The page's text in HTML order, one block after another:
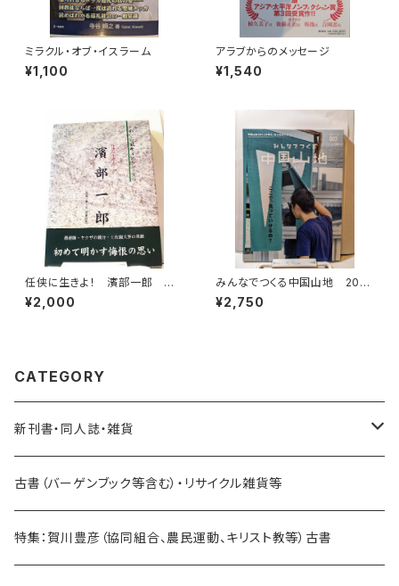
ミラクル・オブ・イスラーム
¥1,100
アラブからのメッセージ
¥1,540
任侠に生きよ！ 濱部一郎 私
の風雪日記シリーズ①
¥2,000
みんなでつくる中国山地 2022
№3 ここで食っていけるの？
¥2,750
CATEGORY
新刊書・同人誌・雑貨
乗り物関連
海外：旅行・文化・地理・歴史関連
古書（バーゲンブック等含む）・リサイクル雑貨等
特集：賀川豊彦（協同組合、農民運動、キリスト教等）古書